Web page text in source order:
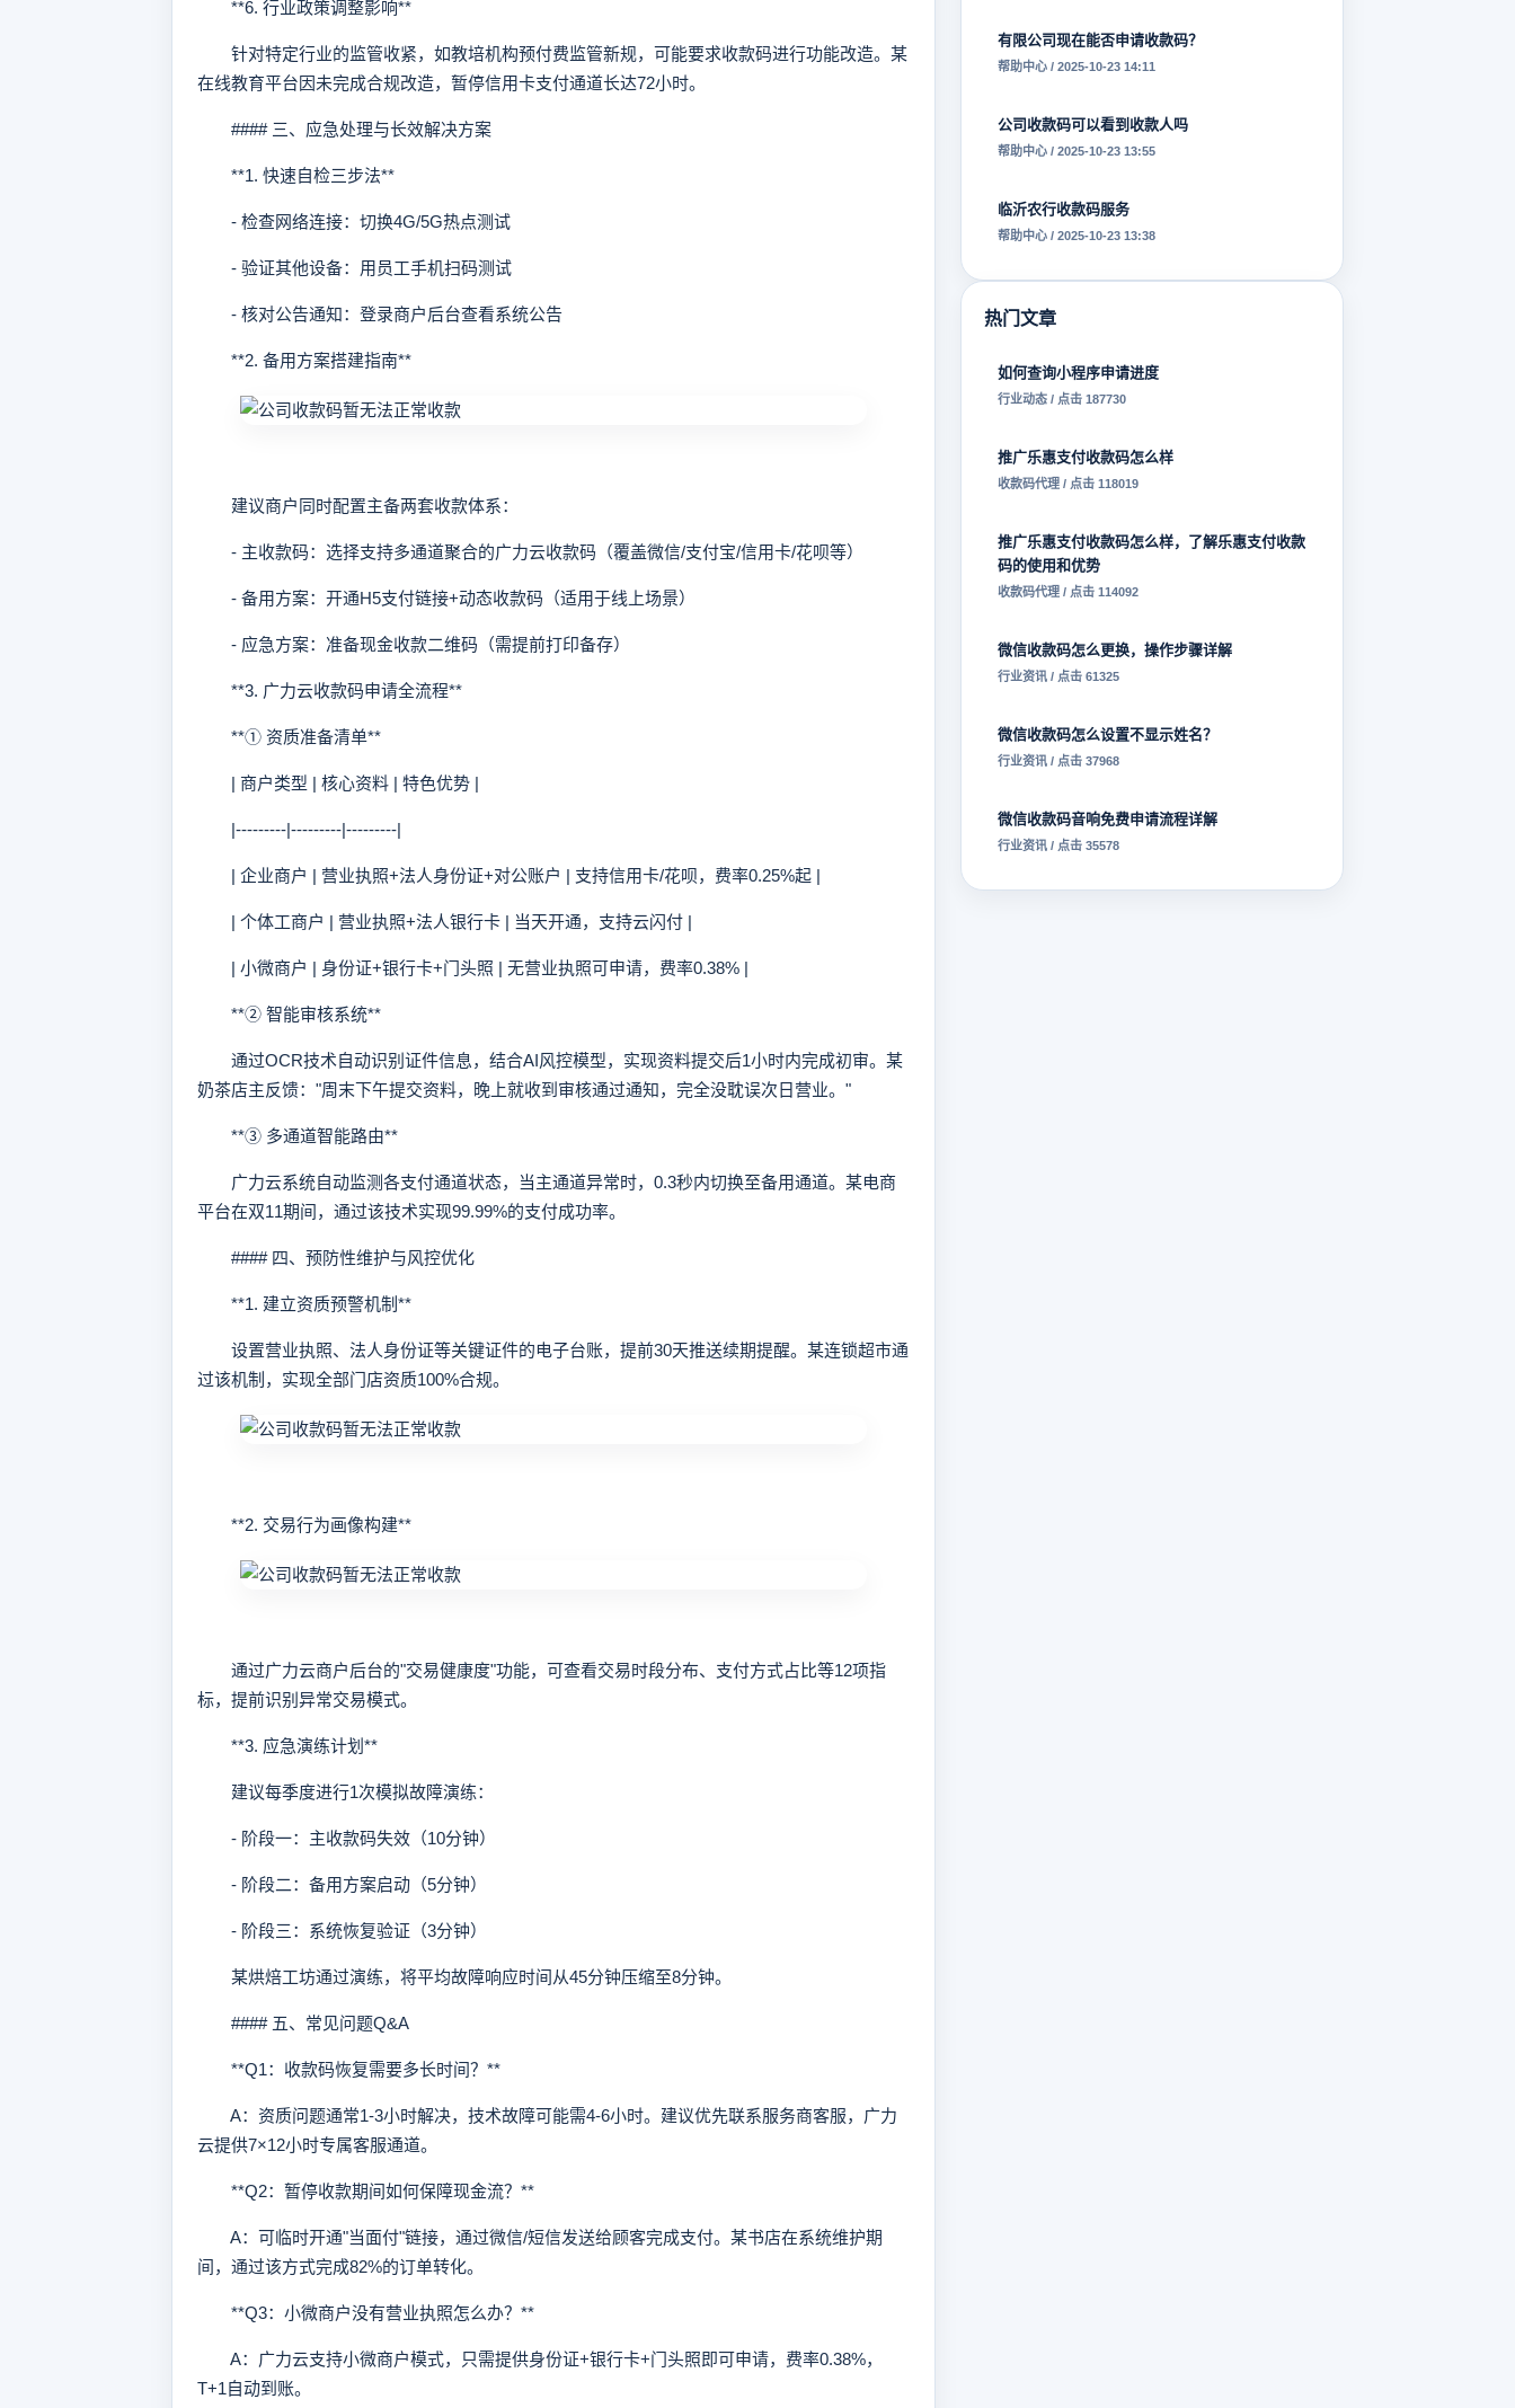
**6. 行业政策调整影响**
针对特定行业的监管收紧，如教培机构预付费监管新规，可能要求收款码进行功能改造。某
在线教育平台因未完成合规改造，暂停信用卡支付通道长达72小时。
#### 三、应急处理与长效解决方案
**1. 快速自检三步法**
- 检查网络连接：切换4G/5G热点测试
- 验证其他设备：用员工手机扫码测试
- 核对公告通知：登录商户后台查看系统公告
**2. 备用方案搭建指南**
建议商户同时配置主备两套收款体系：
- 主收款码：选择支持多通道聚合的广力云收款码（覆盖微信/支付宝/信用卡/花呗等）
- 备用方案：开通H5支付链接+动态收款码（适用于线上场景）
- 应急方案：准备现金收款二维码（需提前打印备存）
**3. 广力云收款码申请全流程**
**① 资质准备清单**
| 商户类型 | 核心资料 | 特色优势 |
|---------|---------|---------|
| 企业商户 | 营业执照+法人身份证+对公账户 | 支持信用卡/花呗，费率0.25%起 |
| 个体工商户 | 营业执照+法人银行卡 | 当天开通，支持云闪付 |
| 小微商户 | 身份证+银行卡+门头照 | 无营业执照可申请，费率0.38% |
**② 智能审核系统**
通过OCR技术自动识别证件信息，结合AI风控模型，实现资料提交后1小时内完成初审。某
奶茶店主反馈："周末下午提交资料，晚上就收到审核通过通知，完全没耽误次日营业。"
**③ 多通道智能路由**
广力云系统自动监测各支付通道状态，当主通道异常时，0.3秒内切换至备用通道。某电商
平台在双11期间，通过该技术实现99.99%的支付成功率。
#### 四、预防性维护与风控优化
**1. 建立资质预警机制**
设置营业执照、法人身份证等关键证件的电子台账，提前30天推送续期提醒。某连锁超市通
过该机制，实现全部门店资质100%合规。
**2. 交易行为画像构建**
通过广力云商户后台的"交易健康度"功能，可查看交易时段分布、支付方式占比等12项指
标，提前识别异常交易模式。
**3. 应急演练计划**
建议每季度进行1次模拟故障演练：
- 阶段一：主收款码失效（10分钟）
- 阶段二：备用方案启动（5分钟）
- 阶段三：系统恢复验证（3分钟）
某烘焙工坊通过演练，将平均故障响应时间从45分钟压缩至8分钟。
#### 五、常见问题Q&A
**Q1：收款码恢复需要多长时间？**
A：资质问题通常1-3小时解决，技术故障可能需4-6小时。建议优先联系服务商客服，广力
云提供7×12小时专属客服通道。
**Q2：暂停收款期间如何保障现金流？**
A：可临时开通"当面付"链接，通过微信/短信发送给顾客完成支付。某书店在系统维护期
间，通过该方式完成82%的订单转化。
**Q3：小微商户没有营业执照怎么办？**
A：广力云支持小微商户模式，只需提供身份证+银行卡+门头照即可申请，费率0.38%，
T+1自动到账。
有限公司现在能否申请收款码？
帮助中心 / 2025-10-23 14:11
公司收款码可以看到收款人吗
帮助中心 / 2025-10-23 13:55
临沂农行收款码服务
帮助中心 / 2025-10-23 13:38
热门文章
如何查询小程序申请进度
行业动态 / 点击 187730
推广乐惠支付收款码怎么样
收款码代理 / 点击 118019
推广乐惠支付收款码怎么样，了解乐惠支付收款
码的使用和优势
收款码代理 / 点击 114092
微信收款码怎么更换，操作步骤详解
行业资讯 / 点击 61325
微信收款码怎么设置不显示姓名？
行业资讯 / 点击 37968
微信收款码音响免费申请流程详解
行业资讯 / 点击 35578